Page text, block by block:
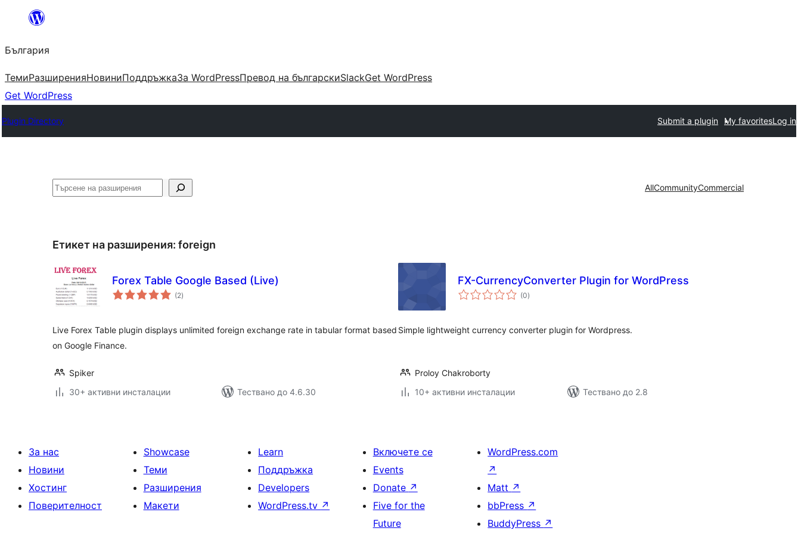
България
ТемиРазширенияНовиниПоддръжкаЗа WordPressПревод на българскиSlackGet WordPress
Get WordPress
Plugin Directory Submit a plugin My favoritesLog in
Търсене AllCommunityCommercial
Етикет на разширения: foreign
Forex Table Google Based (Live)
(2общо
оценки
)
Live Forex Table plugin displays unlimited foreign exchange rate in tabular format based
on Google Finance.
Spiker
30+ активни инсталации
Тествано до 4.6.30
FX-CurrencyConverter Plugin for WordPress
(0общо
оценки
)
Simple lightweight currency converter plugin for Wordpress.
Proloy Chakroborty
10+ активни инсталации
Тествано до 2.8
За нас
Новини
Хостинг
Поверителност
Showcase
Теми
Разширения
Макети
Learn
Поддръжка
Developers
WordPress.tv ↗
Включете се
Events
Donate ↗
Five for the
Future
WordPress.com
↗
Matt ↗
bbPress ↗
BuddyPress ↗